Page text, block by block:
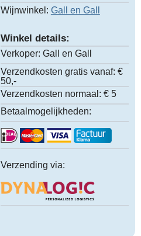
Wijnwinkel: Gall en Gall
Winkel details:
Verkoper: Gall en Gall
Verzendkosten gratis vanaf: €
50,-
Verzendkosten normaal: € 5
Betaalmogelijkheden:
Verzending via: